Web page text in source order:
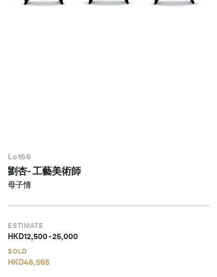
Lot66
劉杏- 工藝美術師
母子情
ESTIMATE
HKD12,500-25,000
SOLD
HKD46,565